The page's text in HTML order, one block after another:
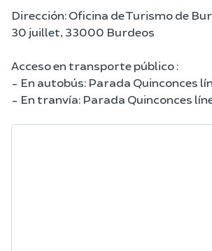
Dirección: Oficina de Turismo de
30 juillet, 33000 Burdeos
Acceso en transporte público :
- En autobús: Parada Quinconces
- En tranvía: Parada Quinconces